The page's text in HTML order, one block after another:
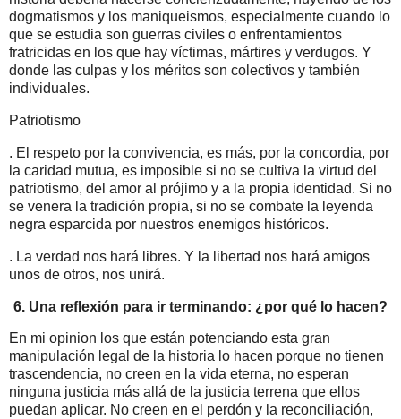
dogmatismos y los maniqueismos, especialmente cuando lo
que se estudia son guerras civiles o enfrentamientos
fratricidas en los que hay víctimas, mártires y verdugos. Y
donde las culpas y los méritos son colectivos y también
individuales.
Patriotismo
. El respeto por la convivencia, es más, por la concordia, por
la caridad mutua, es imposible si no se cultiva la virtud del
patriotismo, del amor al prójimo y a la propia identidad. Si no
se venera la tradición propia, si no se combate la leyenda
negra esparcida por nuestros enemigos históricos.
. La verdad nos hará libres. Y la libertad nos hará amigos
unos de otros, nos unirá.
6. Una reflexión para ir terminando: ¿por qué lo hacen?
En mi opinion los que están potenciando esta gran
manipulación legal de la historia lo hacen porque no tienen
trascendencia, no creen en la vida eterna, no esperan
ninguna justicia más allá de la justicia terrena que ellos
puedan aplicar. No creen en el perdón y la reconciliación,